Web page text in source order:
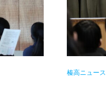
榛高ニュース